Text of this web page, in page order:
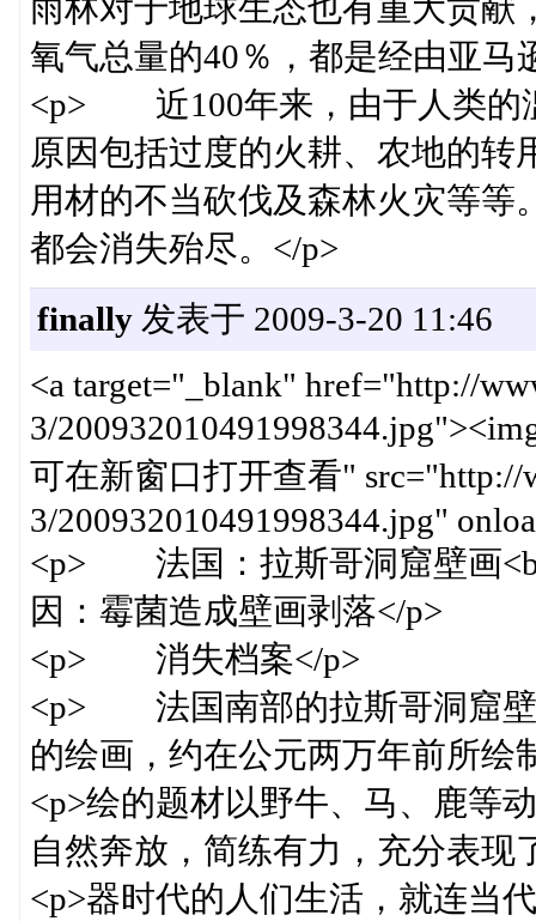
雨林对于地球生态也有重大贡献
氧气总量的40％，都是经由亚马
<p> 近100年来，由于人类的
原因包括过度的火耕、农地的转
用材的不当砍伐及森林火灾等等
都会消失殆尽。</p>
finally发表于 2009-3-20 11:46
<a target="_blank" href="http://
3/
可在新窗口打开查看" src="http://
3/200932010491998344.jpg"
<p> 法国：拉斯哥洞窟壁
因：霉菌造成壁画剥落</p>
<p> 消失档案</p>
<p> 法国南部的拉斯哥洞窟壁
的绘画，约在公元两万年前所绘
<p>绘的题材以野牛、马、鹿等
自然奔放，简练有力，充分表现
<p>器时代的人们生活，就连当